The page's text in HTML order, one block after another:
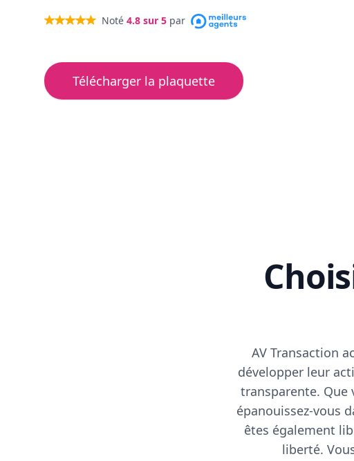
Noté 4.8 sur 5 par
Télécharger la plaquette
AV Transaction
développer leur
transparente. Que
épanouissez-vous
êtes également
liberté.